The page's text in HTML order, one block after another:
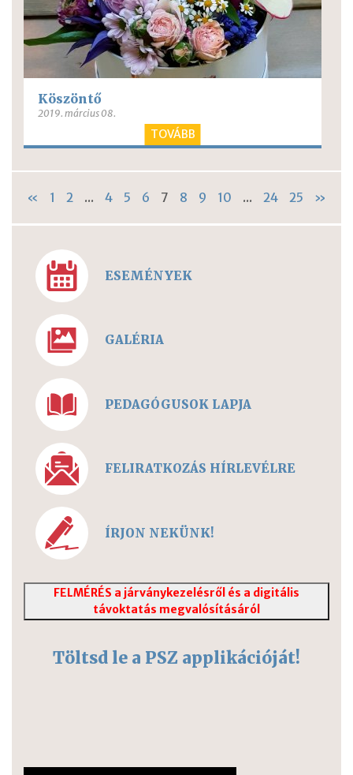
Köszöntő
2019. március 08.
TOVÁBB
« 1 2 ... 4 5 6 7 8 9 10 ... 24 25 »
ESEMÉNYEK
GALÉRIA
PEDAGÓGUSOK LAPJA
FELIRATKOZÁS HÍRLEVÉLRE
ÍRJON NEKÜNK!
FELMÉRÉS a járványkezelésről és a digitális
távoktatás megvalósításáról
Töltsd le a PSZ applikációját!